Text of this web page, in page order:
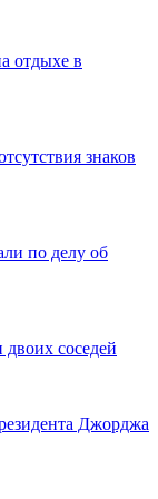
отдыхе в
знаков
по делу об
соседей
Джорджа